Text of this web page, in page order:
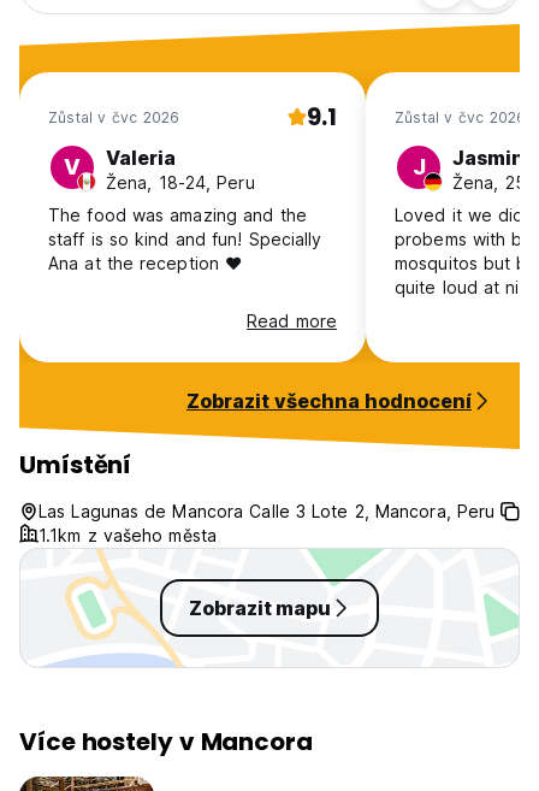
Zůstal v čvc 2026 9.1
V Valeria
Žena, 18-24, Peru
The food was amazing and the
staff is so kind and fun! Specially
Ana at the reception ❤️
Read more
Zůstal v čvc 2026
J Jasmin
Žena, 25-
Loved it we did
probems with
mosquitos but
quite loud at
Zobrazit všechna hodnocení
Umístění
Las Lagunas de Mancora Calle 3 Lote 2, Mancora, Peru
1.1km z vašeho města
Zobrazit mapu
Více hostely v Mancora